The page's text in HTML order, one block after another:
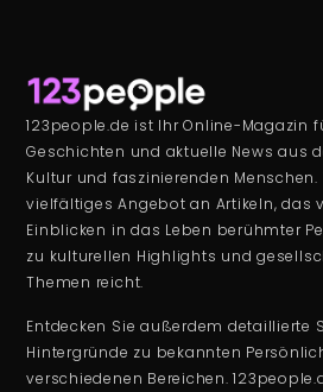
123people.de ist Ihr Online-Magazin
Geschichten und aktuelle News aus
Kultur und faszinierenden
vielfältiges Angebot an Artikeln, das
Einblicken in das Leben berühmter
zu kulturellen Highlights und
Themen reicht.
Entdecken Sie außerdem detaillierte
Hintergründe zu bekannten
verschiedenen Bereichen.